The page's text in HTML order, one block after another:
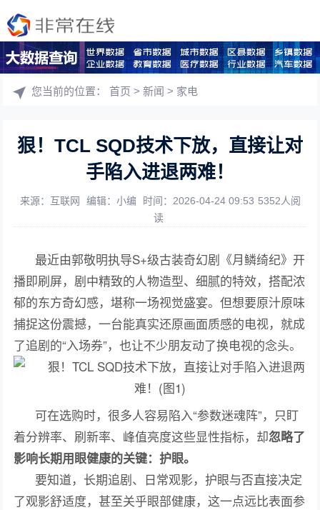
您当前的位置：首页 >新闻 > 家电
狠！TCL SQD技术下放，直接让对
手陷入进退两难！
来源：互联网 编辑：小编 时间：2026-04-24 09:53 5352人阅
读
最近由郭敬明执导S+级古装奇幻剧《月鳞绮纪》开
播即刷屏，剧中精致的人物造型、细腻的特效，搭配浓
郁的东方奇幻感，堪称一场视觉盛宴。但想要原汁原味
捕捉这份震撼，一台能真实还原画面质感的电视，就成
了追剧的“入场券”，也让不少朋友动了换电视的念头。
可在选购时，很多人容易陷入“参数迷魂阵”，只盯
着分辨率、刷新率、峰值亮度这些显性指标，却忽略了
影响长期用眼健康的关键：护眼。
要知道，长期追剧、日常观影，护眼与否直接决定
了观影舒适度，甚至关乎眼部健康，这一点远比表面参